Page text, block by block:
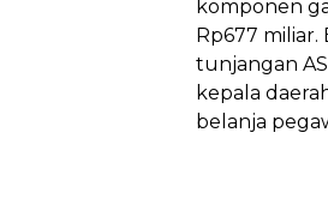
komponen
Rp677
tunjangan
kepala
belanja